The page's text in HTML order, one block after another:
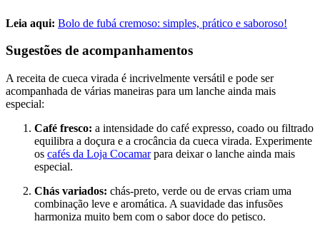
Leia aqui: Bolo de fubá cremoso: simples, prático e saboroso!
Sugestões de acompanhamentos
A receita de cueca virada é incrivelmente versátil e pode ser
acompanhada de várias maneiras para um lanche ainda mais
especial:
Café fresco: a intensidade do café expresso, coado ou filtrado
equilibra a doçura e a crocância da cueca virada. Experimente
os cafés da Loja Cocamarpara deixar o lanche ainda mais
especial.
Chás variados: chás-preto, verde ou de ervas criam uma
combinação leve e aromática. A suavidade das infusões
harmoniza muito bem com o sabor doce do petisco.